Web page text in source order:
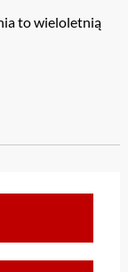
to wieloletnią